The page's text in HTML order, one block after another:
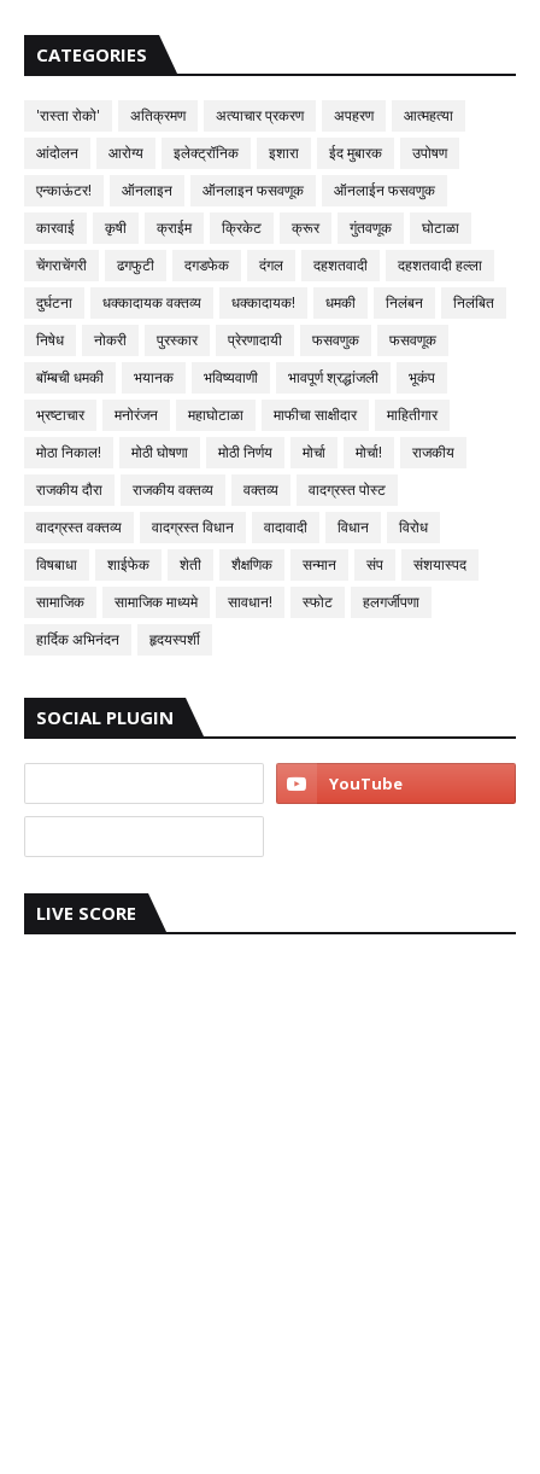
CATEGORIES
'रास्ता रोको' अतिक्रमण अत्याचार प्रकरण अपहरण
आत्महत्या
आंदोलन
आरोग्य इलेक्ट्रॉनिक इशारा ईद मुबारक
उपोषण
एन्काऊंटर!
ऑनलाइन ऑनलाइन फसवणूक
ऑनलाईन फसवणुक
कारवाई
कृषी क्राईम क्रिकेट क्रूर गुंतवणूक
घोटाळा
चेंगराचेंगरी
ढगफुटी दगडफेक दंगल दहशतवादी
दहशतवादी हल्ला
दुर्घटना
धक्कादायक वक्तव्य धक्कादायक! धमकी निलंबन
निलंबित
निषेध
नोकरी पुरस्कार प्रेरणादायी फसवणुक
फसवणूक
बॉम्बची धमकी
भयानक भविष्यवाणी भावपूर्ण श्रद्धांजली
भूकंप
भ्रष्टाचार
मनोरंजन महाघोटाळा माफीचा साक्षीदार
माहितीगार
मोठा निकाल!
मोठी घोषणा मोठी निर्णय मोर्चा मोर्चा!
राजकीय
राजकीय दौरा
राजकीय वक्तव्य वक्तव्य
वादग्रस्त पोस्ट
वादग्रस्त वक्तव्य
वादग्रस्त विधान वादावादी विधान
विरोध
विषबाधा
शाईफेक शेती शैक्षणिक सन्मान संप
संशयास्पद
सामाजिक
सामाजिक माध्यमे सावधान! स्फोट
हलगर्जीपणा
हार्दिक अभिनंदन
हृदयस्पर्शी
SOCIAL PLUGIN
LIVE SCORE